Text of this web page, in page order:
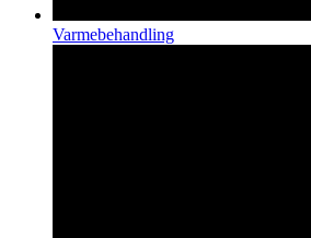
Varmebehandling